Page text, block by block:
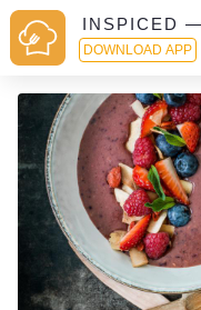
INSPICED
DOWNLOAD APP